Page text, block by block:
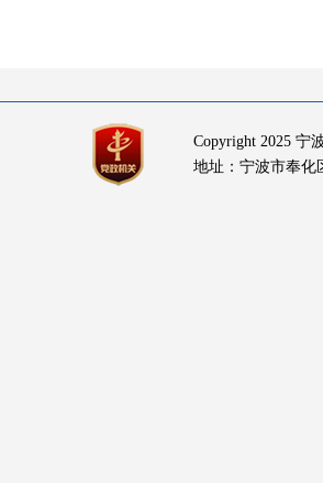
Copyright 2025 宁
地址：宁波市奉化